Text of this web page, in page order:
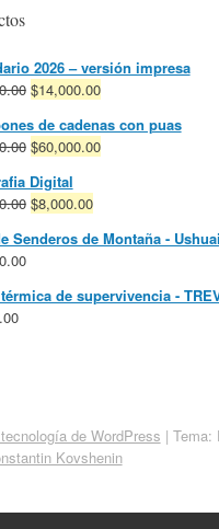
2026 – versión impresa
El
original
era:
$16,000.00.
$14,000.00El
actual
es:
de cadenas con puas
El
original
era:
$70,000.00.
$60,000.00El
$60,000.00.
Digital
El
original
$10,000.00.
$8,000.00El
actual
$8,000.00.
Senderos de Montaña -
de supervivencia -
de WordPress | Tema:
Kovshenin